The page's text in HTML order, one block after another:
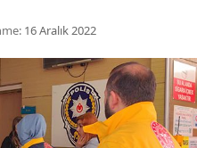
16 Aralık 2022